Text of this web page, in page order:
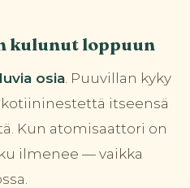
kulunut loppuun
osia . Puuvillan kyky
itseensä
Kun atomisaattori on
ilmenee — vaikka